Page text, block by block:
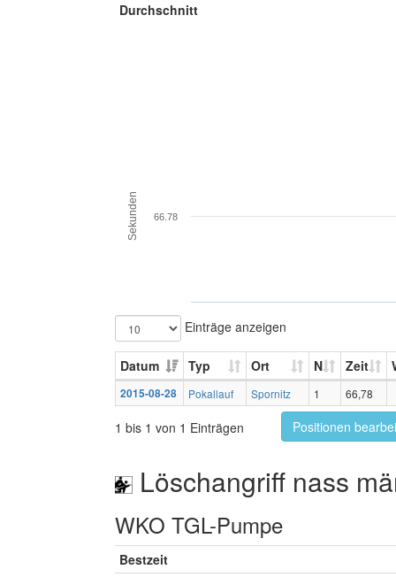
Durchschnitt
Sekunden 66.78
Einträge anzeigen
Datum Typ Ort N Zeit
2015-08-28 Pokallauf Spornitz 1 66,78
1 bis 1 von 1 Einträgen Positionen
Löschangriff nass
WKO TGL-Pumpe
Bestzeit